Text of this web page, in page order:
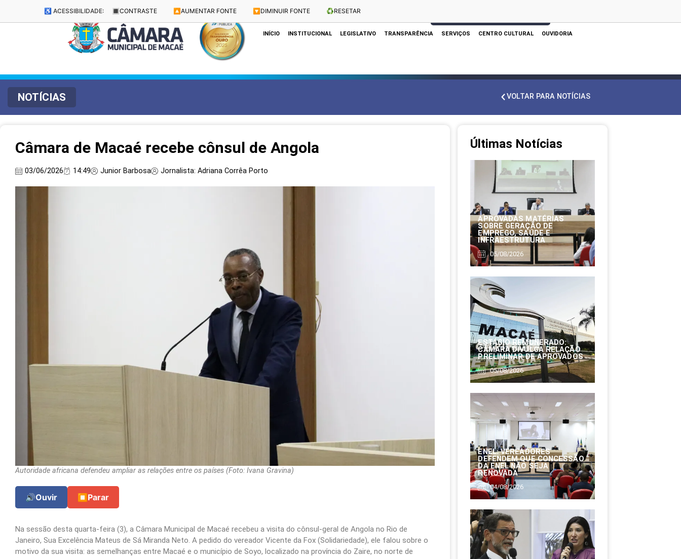
♿ ACESSIBILIDADE: 🔳 CONTRASTE 🔼 AUMENTAR FONTE 🔽 DIMINUIR FONTE ♻️RESETAR
Dias e Horários das Sessões: Terças e Quartas às 10h
INÍCIO INSTITUCIONAL LEGISLATIVO TRANSPARÊNCIA SERVIÇOS CENTRO CULTURAL OUVIDORIA
NOTÍCIAS VOLTAR PARA NOTÍCIAS
Câmara de Macaé recebe cônsul de Angola
03/06/2026 14:49 Junior Barbosa Jornalista: Adriana Corrêa Porto
Autoridade africana defendeu ampliar as relações entre os países (Foto: Ivana Gravina)
🔊Ouvir ⏹ Parar
Na sessão desta quarta-feira (3), a Câmara Municipal de Macaé recebeu a visita do cônsul-geral de Angola no Rio de
Janeiro, Sua Excelência Mateus de Sá Miranda Neto. A pedido do vereador Vicente da Fox (Solidariedade), ele falou sobre o
motivo da sua visita: as semelhanças entre Macaé e o município de Soyo, localizado na província do Zaire, no norte de
Últimas Notícias
APROVADAS MATÉRIAS
SOBRE GERAÇÃO DE
EMPREGO, SAÚDE E
INFRAESTRUTURA
05/08/2026
ESTÁGIO REMUNERADO:
CÂMARA DIVULGA RELAÇÃO
PRELIMINAR DE APROVADOS
05/08/2026
ENEL: VEREADORES
DEFENDEM QUE CONCESSÃO
DA ENEL NÃO SEJA
RENOVADA
04/08/2026